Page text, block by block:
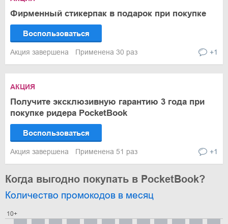
Фирменный стикерпак в подарок при покупке
Воспользоваться
Акция завершена Применена 30 раз +1
АКЦИЯ
Получите эксклюзивную гарантию 3 года при
покупке ридера PocketBook
Воспользоваться
Акция завершена Применена 51 раз +1
Когда выгодно покупать в PocketBook?
Количество промокодов в месяц
10+